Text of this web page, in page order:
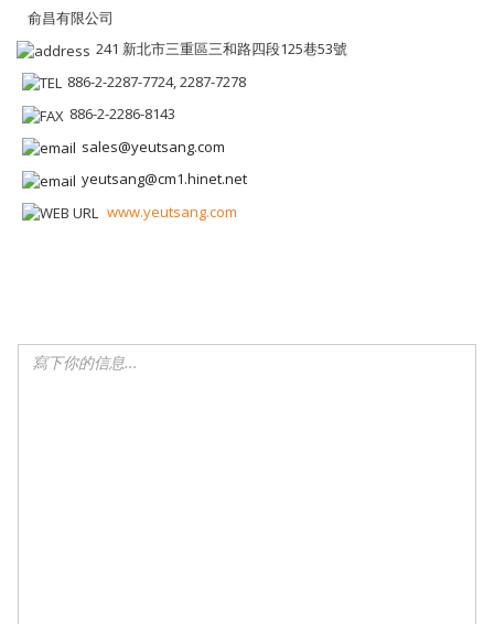
俞昌有限公司
241 新北市三重區三和路四段125巷53號
886-2-2287-7724, 2287-7278
886-2-2286-8143
sales@yeutsang.com
yeutsang@cm1.hinet.net
www.yeutsang.com